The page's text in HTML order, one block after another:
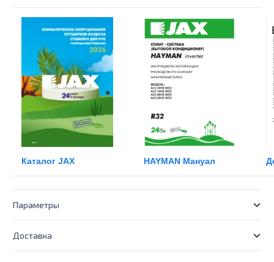
Каталог JAX HAYMAN Мануал
Параметры
Доставка